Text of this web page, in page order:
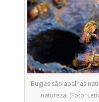
Bugias são abelhas
natureza. (Foto: